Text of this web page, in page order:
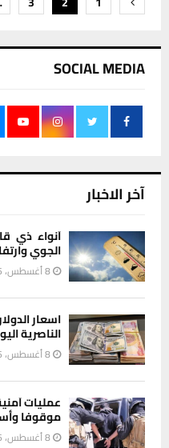
المقالات
SOCIAL MEDIA
آخر الاخبار
أنواء ذي
الجوي وارتفاع
8 أغسطس، 2026
اسعار
الناصرية
8 أغسطس، 2026
موقوفا
8 أغسطس، 2026